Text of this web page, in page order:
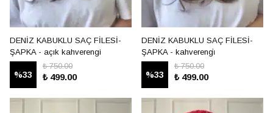
DENİZ KABUKLU SAÇ FİLESİ-
ŞAPKA - açık kahverengi
%33
₺ 750.00
₺ 499.00
DENİZ KABUKLU SAÇ FİLESİ-
ŞAPKA - kahverengi̇
%33
₺ 750.00
₺ 499.00